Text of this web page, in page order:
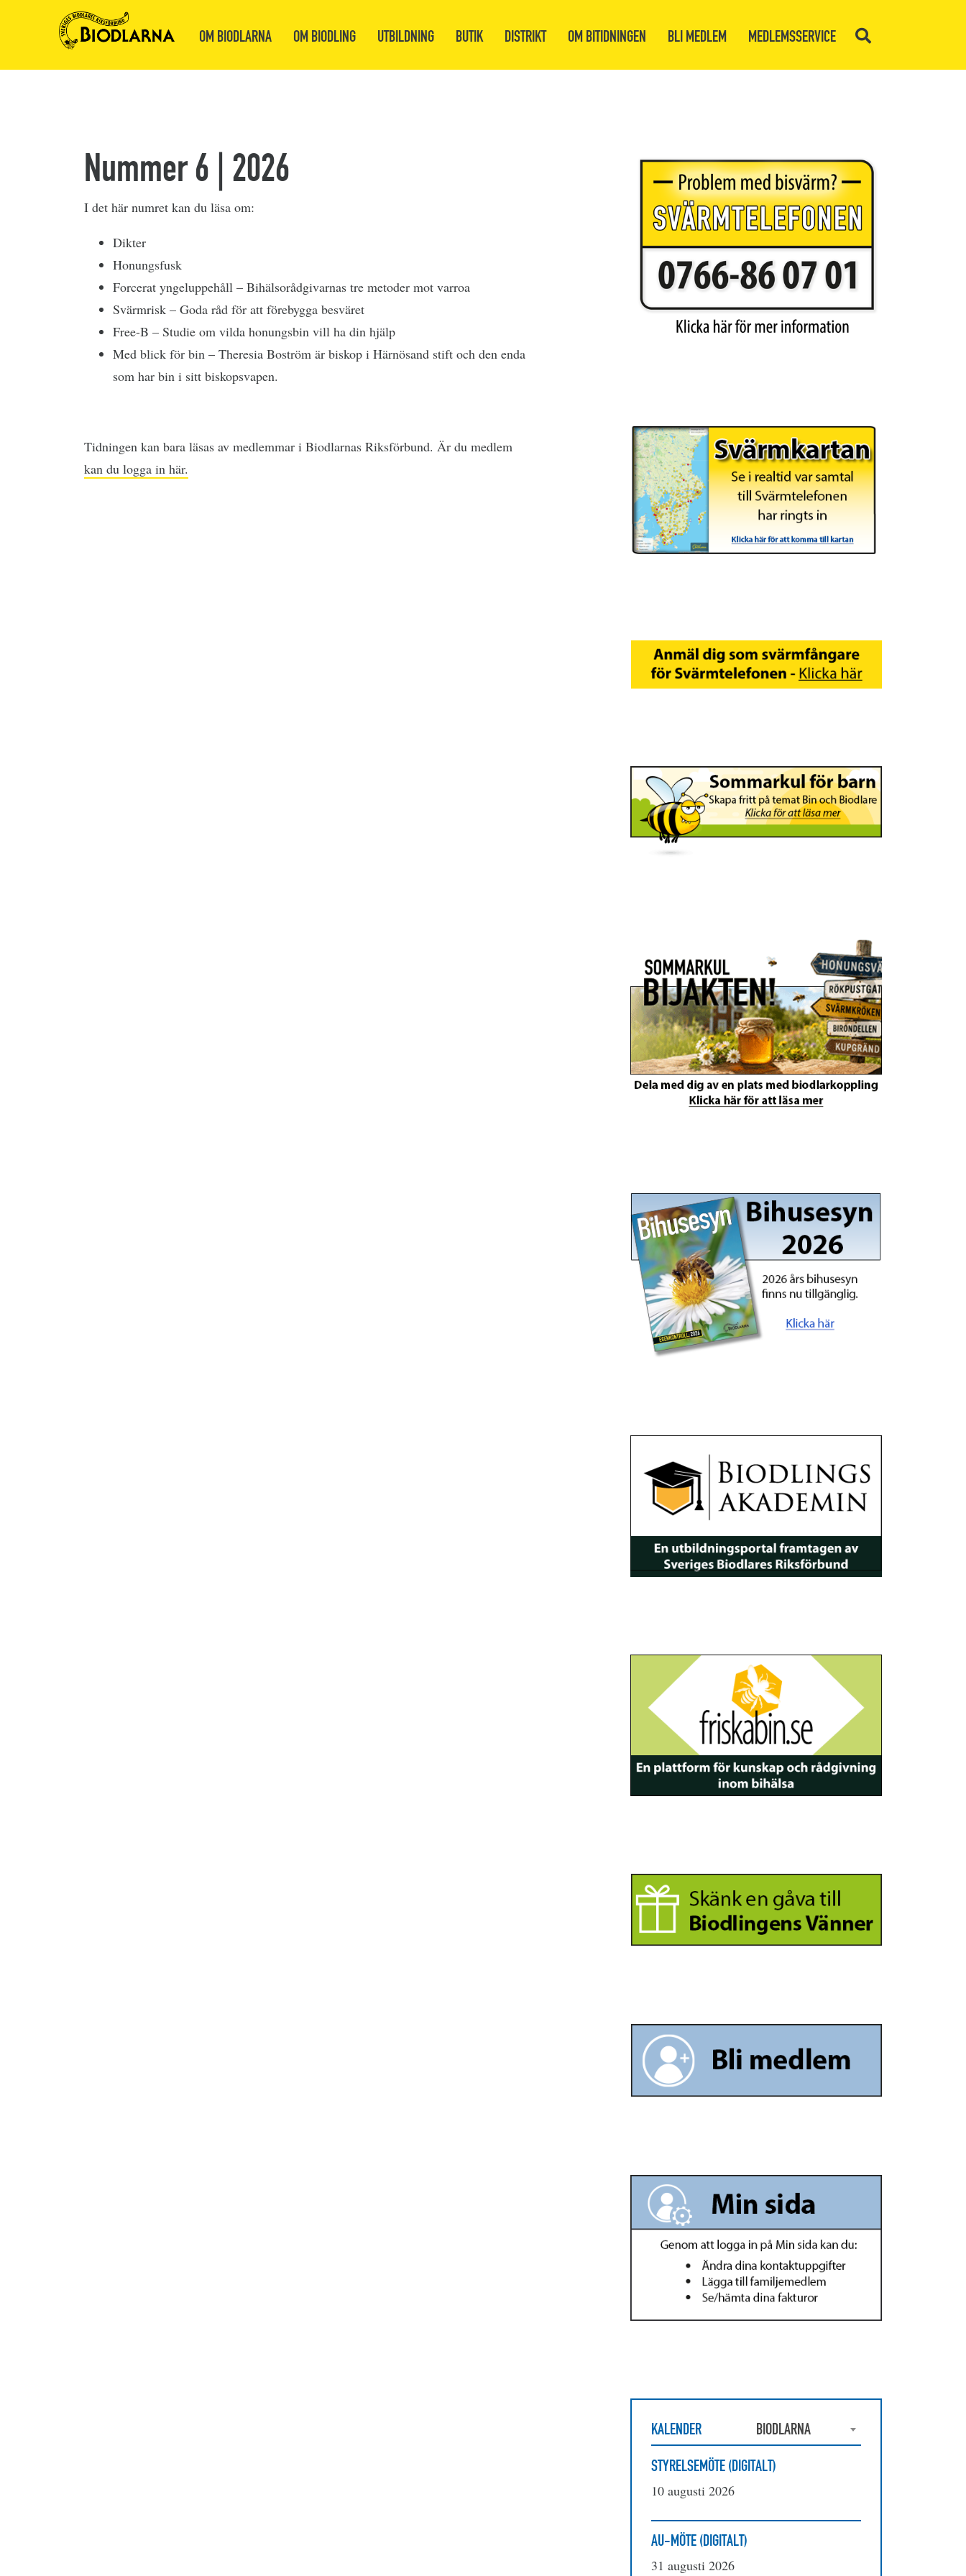
OM BIODLARNA OM BIODLING UTBILDNING BUTIK DISTRIKT OM BITIDNINGEN BLI MEDLEM MEDLEMSSERVICE
Nummer 6 | 2026
I det här numret kan du läsa om:
Dikter
Honungsfusk
Forcerat yngeluppehåll – Bihälsorådgivarnas tre metoder mot varroa
Svärmrisk – Goda råd för att förebygga besväret
Free-B – Studie om vilda honungsbin vill ha din hjälp
Med blick för bin – Theresia Boström är biskop i Härnösand stift och den enda
som har bin i sitt biskopsvapen.
Tidningen kan bara läsas av medlemmar i Biodlarnas Riksförbund. Är du medlem
kan du logga in här.
KALENDER
BIODLARNA
STYRELSEMÖTE (DIGITALT)
10 augusti 2026
AU-MÖTE (DIGITALT)
31 augusti 2026